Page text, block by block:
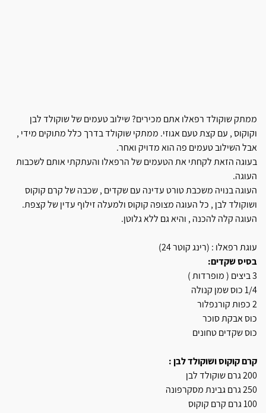
ממתק שוקולד רפאלו אתם מכירים? שילוב טעמים של שוקולד לבן
וקוקוס , עם קצת טעם אגוזי. ממתקי שוקולד בדרך כלל מתוקים מידי ,
אבל השילוב טעמים פה הוא מדויק ואחר.
בעוגה הזאת לקחתי את הטעמים של הרפאלו והעתקתי אותם לשכבות
העוגה.
העוגה בנויה משכבת טורט עדינה עם שקדים , שכבה של קרם קוקוס
ושוקולד לבן , כל העוגה מצופה קוקוס ולמעלה זילוף עדין של קצפת.
העוגה קלה להכנה , והיא גם ללא גלוטן.
עוגת רפאלו : (רינג קוטר 24)
בסיס שקדים:
3 ביצים ( מופרדות )
1/4 כוס שמן קנולה
2 כפות קורנפלור
כוס אבקת סוכר
כוס שקדים טחונים
קרם קוקוס ושוקולד לבן :
200 גרם שוקולד לבן
250 גרם גבינת מסקרפונה
100 גרם קרם קוקוס